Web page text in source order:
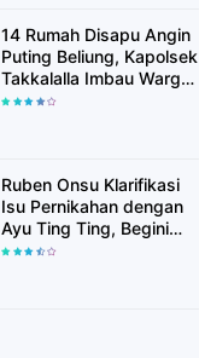
14 Rumah Disapu Angin
Puting Beliung, Kapolsek
Takkalalla Imbau Warga
Waspada Cuaca
Ruben Onsu Klarifikasi
Isu Pernikahan dengan
Ayu Ting Ting, Begini
Faktanya